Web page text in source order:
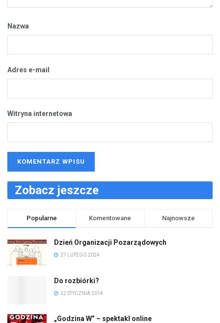
Nazwa
Adres e-mail
Witryna internetowa
Zobacz jeszcze
Popularne Komentowane Najnowsze
Dzień Organizacji Pozarządowych
27 LUTEGO 2024
Do rozbiórki?
22 STYCZNIA 2014
„Godzina W” – spektakl online